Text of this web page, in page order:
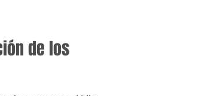
de los